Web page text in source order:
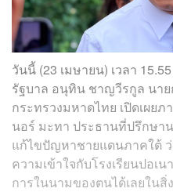
วันนี้ (23 เมษายน) เวลา
รัฐบาล อนุทิน ชาญวีรกูล นา
กระทรวงมหาดไทย เปิดเผย
นอร์ มะทา ประธานที่ปรึกษา
แก้ไขปัญหาชายแดนภาคใต้ ว่
ความเข้าใจกับโรงเรียนปอเ
การในนามของตนได้เลยใน